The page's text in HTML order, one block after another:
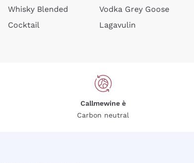
Whisky Blended
Cocktail
Vodka Grey Goose
Lagavulin
Callmewine è
Carbon neutral